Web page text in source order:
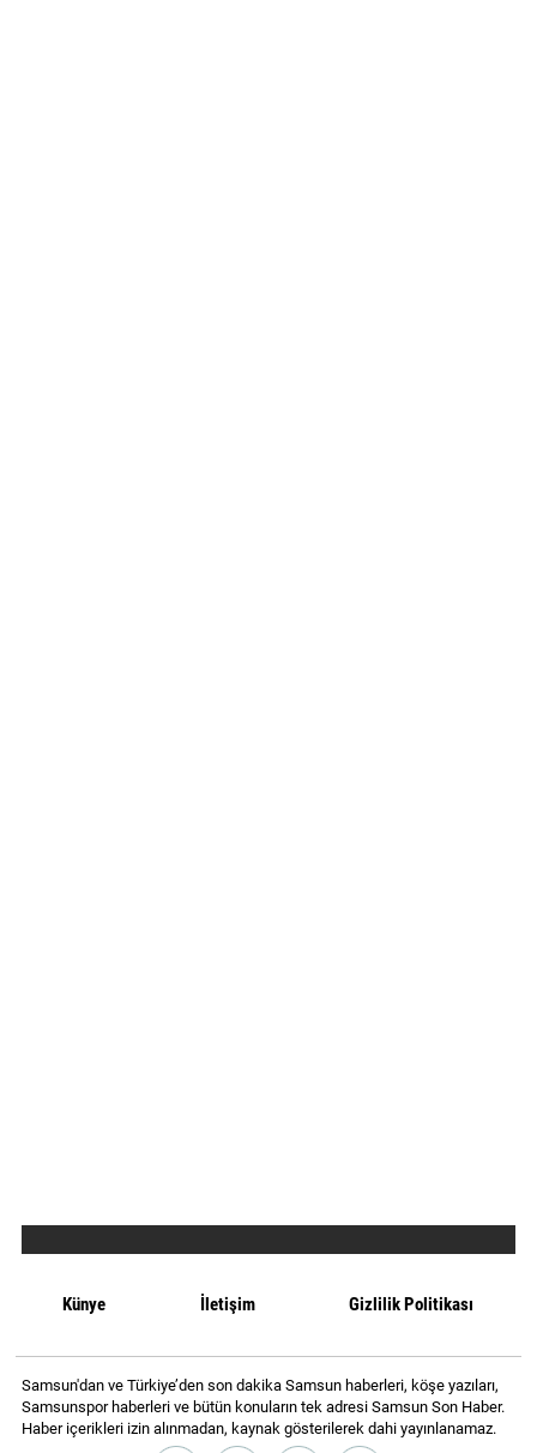
Künye İletişim Gizlilik Politikası
Samsun'dan ve Türkiye’den son dakika Samsun haberleri, köşe yazıları,
Samsunspor haberleri ve bütün konuların tek adresi Samsun Son Haber.
Haber içerikleri izin alınmadan, kaynak gösterilerek dahi yayınlanamaz.